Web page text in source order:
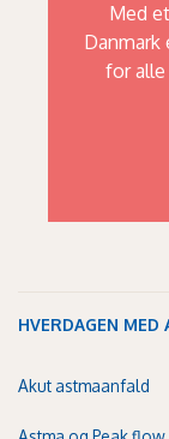
Med
Danmark
for alle
HVERDAGEN MED
Akut astmaanfald